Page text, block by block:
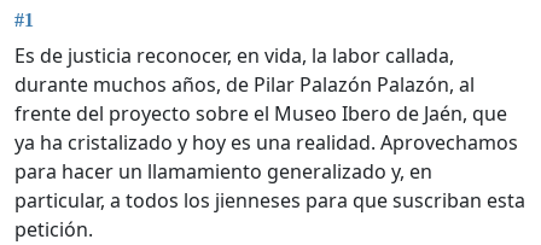
#1
Es de justicia reconocer, en vida, la labor callada,
durante muchos años, de Pilar Palazón Palazón, al
frente del proyecto sobre el Museo Ibero de Jaén, que
ya ha cristalizado y hoy es una realidad. Aprovechamos
para hacer un llamamiento generalizado y, en
particular, a todos los jienneses para que suscriban esta
petición.